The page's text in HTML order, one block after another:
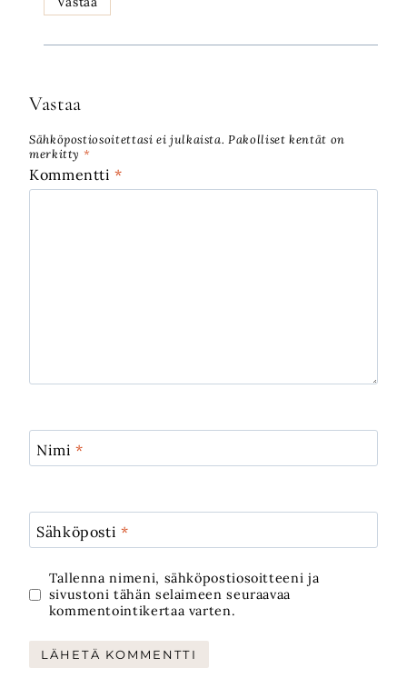
Vastaa
Sähköpostiosoitettasi ei julkaista. Pakolliset kentät on
merkitty *
Kommentti*
Nimi*
Sähköposti*
Tallenna nimeni, sähköpostiosoitteeni ja
sivustoni tähän selaimeen seuraavaa
kommentointikertaa varten.